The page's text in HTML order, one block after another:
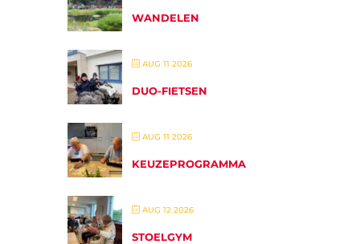
WANDELEN
AUG 11 2026
DUO-FIETSEN
AUG 11 2026
KEUZEPROGRAMMA
AUG 12 2026
STOELGYM